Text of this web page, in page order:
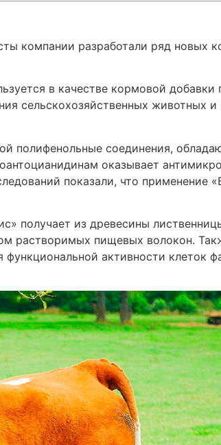
компании разработали ряд новых
в качестве кормовой добавки
сельскохозяйственных животных
полифенольные соединения,
оказывает
показали, что применение
получает из древесины
растворимых пищевых волокон.
активности клеток